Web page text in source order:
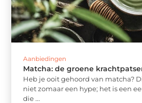
Aanbiedingen
Matcha: de groene
Heb je ooit gehoord van matcha?
niet zomaar een hype; het is een
die ...